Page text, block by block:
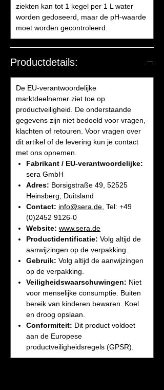
ziekten kan tot 1 kegel per 1 L water
worden gedoseerd, maar de pH-waarde
moet worden gecontroleerd.
Productdetails:
De EU-verantwoordelijke
marktdeelnemer ziet toe op
productveiligheid. De onderstaande
gegevens zijn niet bedoeld voor vragen,
klachten of retouren. Voor vragen over
dit artikel of de levering kun je contact
met ons opnemen.
Fabrikant / EU-verantwoordelijke:
sera GmbH
Adres: Borsigstraße 49, 52525
Heinsberg, Duitsland
Contact: info@sera.de , Tel: +49
(0)2452 9126-0
Website: www.sera.de
Productidentificatie: Volg altijd de
aanwijzingen op de verpakking.
Gebruik: Volg altijd de aanwijzingen
op de verpakking.
Veiligheidswaarschuwingen: Niet
voor menselijke consumptie. Buiten
bereik van kinderen bewaren. Koel
en droog opslaan.
Conformiteit: Dit product voldoet
aan de Europese
productveiligheidsregels (GPSR).